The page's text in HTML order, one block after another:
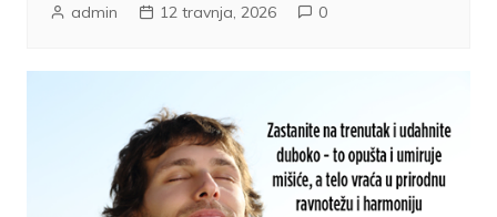
admin 12 travnja, 2026 0